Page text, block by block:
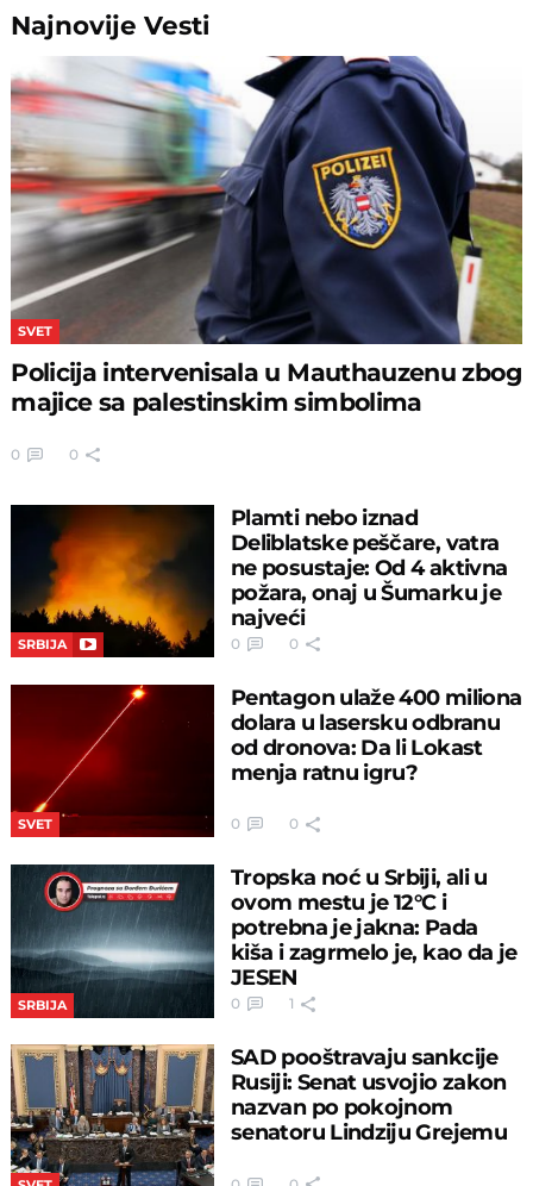
NajnovijeVesti
SVET
Policija intervenisala u Mauthauzenu zbog
majice sa palestinskim simbolima
0 0
SRBIJA
Plamti nebo iznad
Deliblatske peščare, vatra
ne posustaje: Od 4 aktivna
požara, onaj u Šumarku je
najveći
0 0
SVET
Pentagon ulaže 400 miliona
dolara u lasersku odbranu
od dronova: Da li Lokast
menja ratnu igru?
0 0
SRBIJA
Tropska noć u Srbiji, ali u
ovom mestu je 12°C i
potrebna je jakna: Pada
kiša i zagrmelo je, kao da je
JESEN
0 1
SAD pooštravaju sankcije
Rusiji: Senat usvojio zakon
nazvan po pokojnom
senatoru Lindziju Grejemu